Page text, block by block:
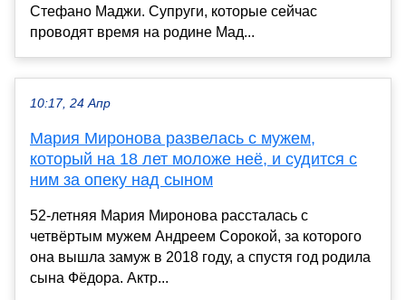
Стефано Маджи. Супруги, которые сейчас
проводят время на родине Мад...
10:17, 24 Апр
Мария Миронова развелась с мужем,
который на 18 лет моложе неё, и судится с
ним за опеку над сыном
52-летняя Мария Миронова рассталась с
четвёртым мужем Андреем Сорокой, за которого
она вышла замуж в 2018 году, а спустя год родила
сына Фёдора. Актр...